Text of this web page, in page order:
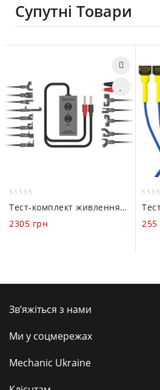
Супутні Товари
out
of
Тест-комплект живлення Mechanic Power Pro Max 2.0 для запуску iPhone
2305 грн
out
of
255
Зв’яжіться з нами
Ми у соцмережах
Mechanic Ukraine